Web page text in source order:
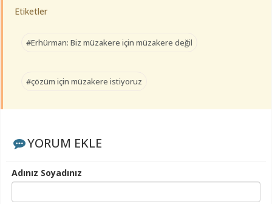
Etiketler
#Erhürman: Biz müzakere için müzakere değil
#çözüm için müzakere istiyoruz
YORUM EKLE
Adınız Soyadınız